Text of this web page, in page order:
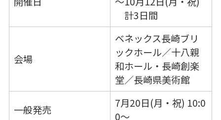
計3日間
会場
ベネックス長崎ブリ
ックホール／十八親
和ホール・長崎創楽
堂／長崎県美術館
一般発売
7月20日(月・祝) 10:0
0～